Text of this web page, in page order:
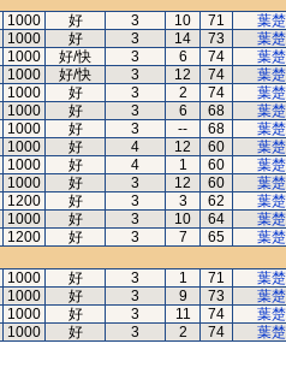
1000 好 3 10 71 葉
1000 好 3 14 73 葉
1000 好/快 3 6 74 葉
1000 好/快 3 12 74 葉
1000 好 3 2 74 葉
1000 好 3 6 68 葉
1000 好 3 -- 68 葉
1000 好 4 12 60 葉
1000 好 4 1 60 葉
1000 好 3 12 60 葉
1200 好 3 3 62 葉
1000 好 3 10 64 葉
1200 好 3 7 65 葉
1000 好 3 1 71 葉
1000 好 3 9 73 葉
1000 好 3 11 74 葉
1000 好 3 2 74 葉